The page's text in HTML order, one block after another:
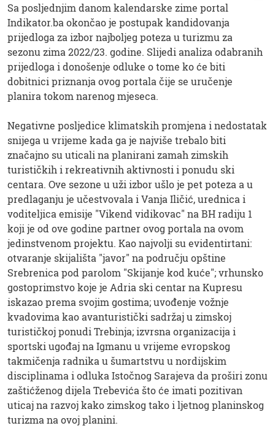
Sa posljednjim danom kalendarske zime portal
Indikator.ba okončao je postupak kandidovanja
prijedloga za izbor najboljeg poteza u turizmu za
sezonu zima 2022/23. godine. Slijedi analiza odabranih
prijedloga i donošenje odluke o tome ko će biti
dobitnici priznanja ovog portala čije se uručenje
planira tokom narenog mjeseca.
Negativne posljedice klimatskih promjena i nedostatak
snijega u vrijeme kada ga je najviše trebalo biti
značajno su uticali na planirani zamah zimskih
turističkih i rekreativnih aktivnosti i ponudu ski
centara. Ove sezone u uži izbor ušlo je pet poteza a u
predlaganju je učestvovala i Vanja Iličić, urednica i
voditeljica emisije "Vikend vidikovac" na BH radiju 1
koji je od ove godine partner ovog portala na ovom
jedinstvenom projektu. Kao najvolji su evidentirtani:
otvaranje skijališta "javor" na području opštine
Srebrenica pod parolom "Skijanje kod kuće"; vrhunsko
gostoprimstvo koje je Adria ski centar na Kupresu
iskazao prema svojim gostima; uvođenje vožnje
kvadovima kao avanturistički sadržaj u zimskoj
turističkoj ponudi Trebinja; izvrsna organizacija i
sportski ugođaj na Igmanu u vrijeme evropskog
takmičenja radnika u šumartstvu u nordijskim
disciplinama i odluka Istočnog Sarajeva da proširi zonu
zaštićženog dijela Trebevića što će imati pozitivan
uticaj na razvoj kako zimskog tako i ljetnog planinskog
turizma na ovoj planini.